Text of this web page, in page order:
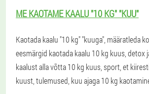
ME KAOTAME KAALU "10 KG" "KUU"
Kaotada kaalu "10 kg" "kuuga", määratleda
eesmärgid kaotada kaalu 10 kg kuus, detox
kaalust alla võtta 10 kg kuus, sport, et
kuust, tulemused, kuu ajaga 10 kg